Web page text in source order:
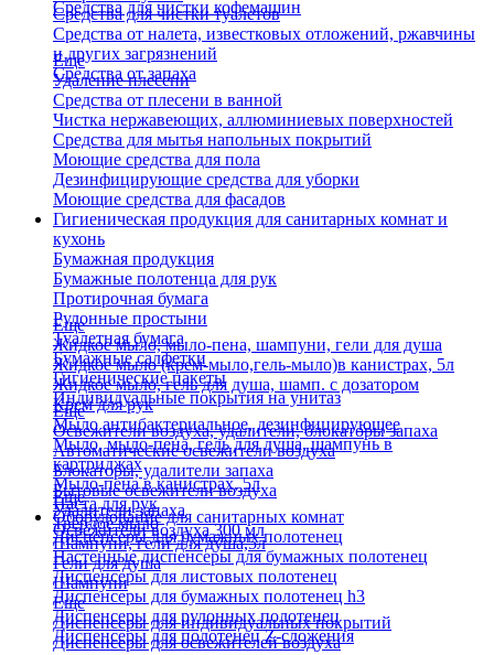
Средства для чистки кофемашин
Средства для чистки туалетов
Средства от налета, известковых отложений, ржавчины
и других загрязнений
Средства от запаха
Еще
Удаление плесени
Средства от плесени в ванной
Чистка нержавеющих, аллюминиевых поверхностей
Средства для мытья напольных покрытий
Моющие средства для пола
Дезинфицирующие средства для уборки
Моющие средства для фасадов
Гигиеническая продукция для санитарных комнат и
кухонь
Бумажная продукция
Бумажные полотенца для рук
Протирочная бумага
Рулонные простыни
Туалетная бумага
Бумажные салфетки
Гигиенические пакеты
Индивидуальные покрытия на унитаз
Еще
Жидкое мыло, мыло-пена, шампуни, гели для душа
Жидкое мыло (крем-мыло,гель-мыло)в канистрах, 5л
Жидкое мыло, гель для душа, шамп. с дозатором
Крем для рук
Мыло антибактериальное, дезинфицирующее
Мыло, мыло-пена, гель для душа, шампунь в
картриджах
Мыло-пена в канистрах, 5л
Паста для рук
Твердое мыло
Шампуни, гели для душа,5л
Гели для душа
Шампуни
Еще
Освежители воздуха, удалители, блокаторы запаха
Автоматические освежители воздуха
Блокаторы, удалители запаха
Бытовые освежители воздуха
Удалители запаха
Освежители воздуха 300 мл
Еще
Оборудование для санитарных комнат
Диспенсеры для бумажных полотенец
Настенные диспенсеры для бумажных полотенец
Диспенсеры для листовых полотенец
Диспенсеры для бумажных полотенец h3
Диспенсеры для рулонных полотенец
Диспенсеры для полотенец Z-сложения
Еще
Диспенсеры для индивидуальных покрытий
Диспенсеры для освежителей воздуха